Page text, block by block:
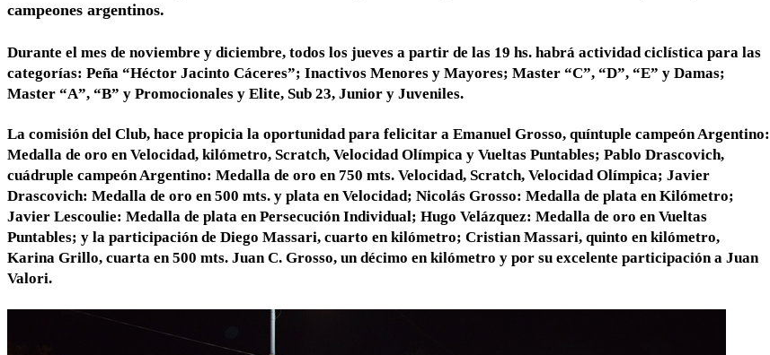
campeones argentinos.
Durante el mes de noviembre y diciembre, todos los jueves a partir de las 19 hs. habrá actividad ciclística para las
categorías: Peña “Héctor Jacinto Cáceres”; Inactivos Menores y Mayores; Master “C”, “D”, “E” y Damas;
Master “A”, “B” y Promocionales y Elite, Sub 23, Junior y Juveniles.
La comisión del Club, hace propicia la oportunidad para felicitar a Emanuel Grosso, quíntuple campeón Argentino:
Medalla de oro en Velocidad, kilómetro, Scratch, Velocidad Olímpica y Vueltas Puntables; Pablo Drascovich,
cuádruple campeón Argentino: Medalla de oro en 750 mts. Velocidad, Scratch, Velocidad Olímpica; Javier
Drascovich: Medalla de oro en 500 mts. y plata en Velocidad; Nicolás Grosso: Medalla de plata en Kilómetro;
Javier Lescoulie: Medalla de plata en Persecución Individual; Hugo Velázquez: Medalla de oro en Vueltas
Puntables; y la participación de Diego Massari, cuarto en kilómetro; Cristian Massari, quinto en kilómetro,
Karina Grillo, cuarta en 500 mts. Juan C. Grosso, un décimo en kilómetro y por su excelente participación a Juan
Valori.